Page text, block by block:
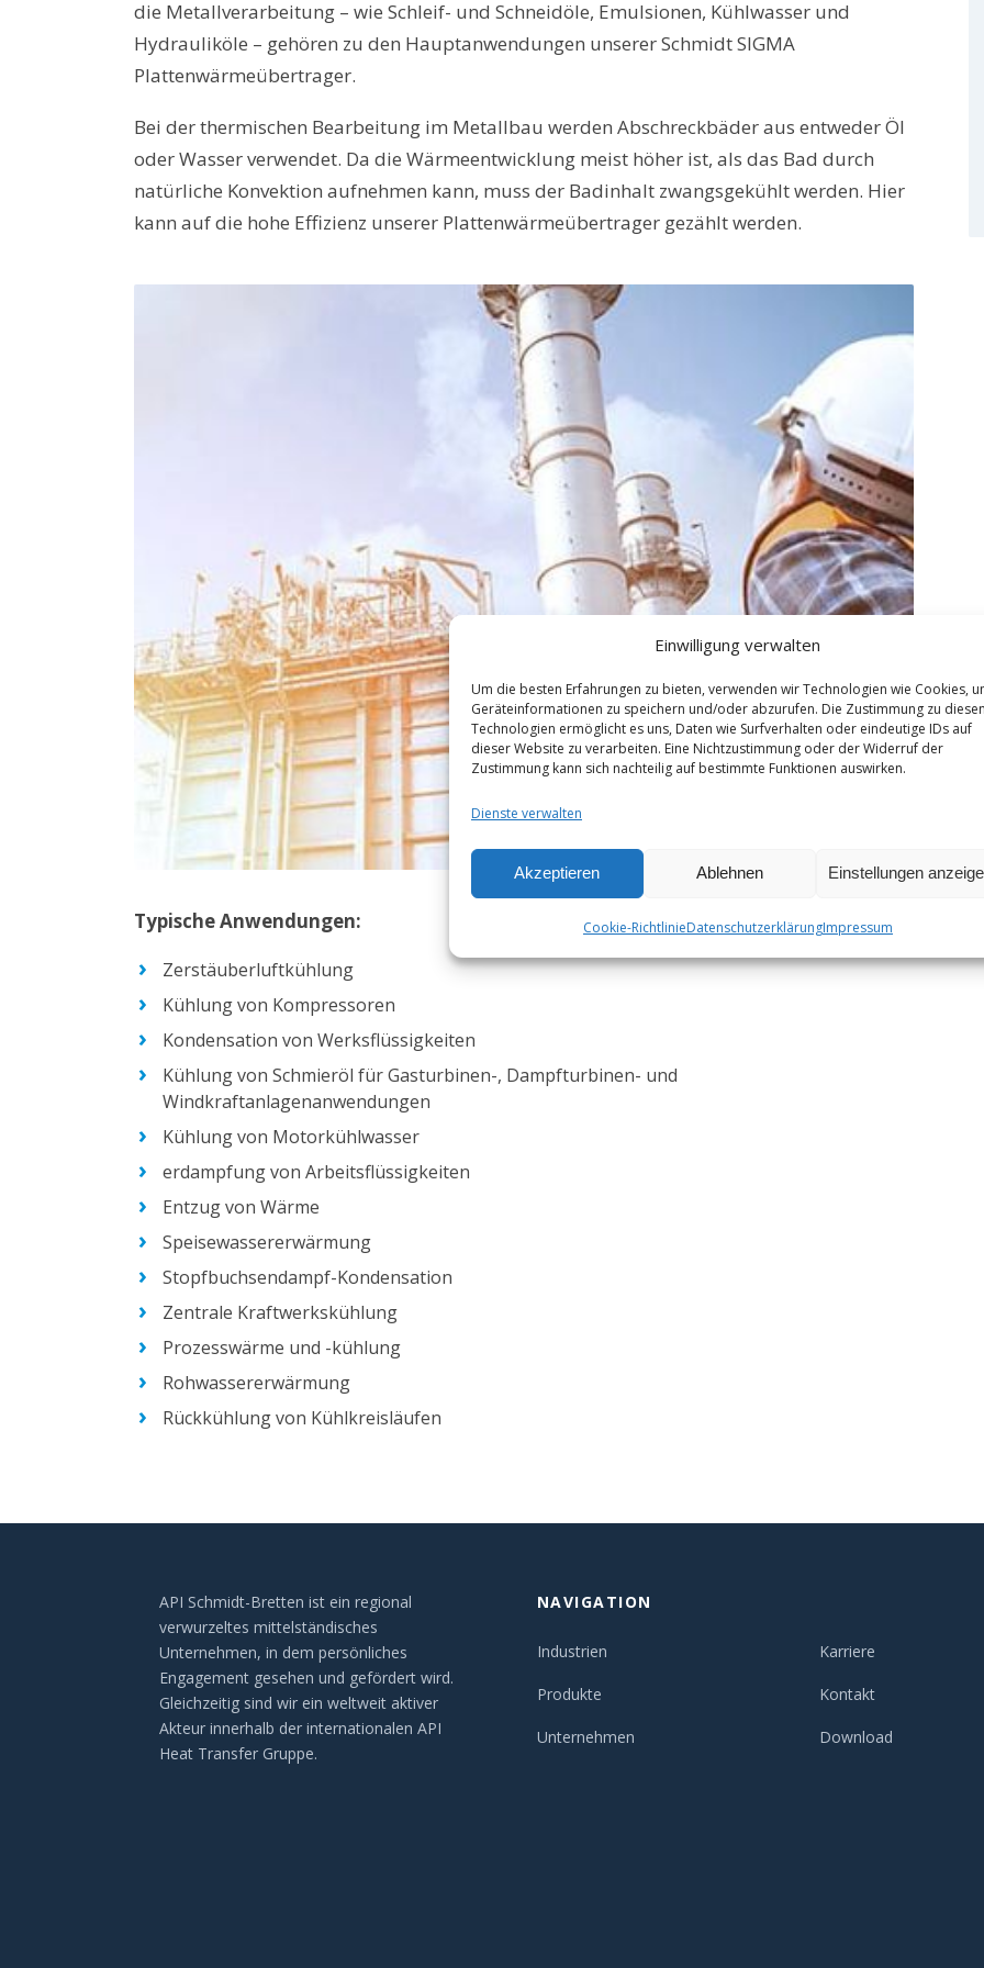
Einwilligung verwalten
Um die besten Erfahrungen zu bieten, verwenden wir Technologien wie Cookies,
Geräteinformationen zu speichern und/oder abzurufen. Die Zustimmung zu
Technologien ermöglicht es uns, Daten wie Surfverhalten oder eindeutige IDs auf
dieser Website zu verarbeiten. Eine Nichtzustimmung oder der Widerruf der
Zustimmung kann sich nachteilig auf bestimmte Funktionen auswirken.
Dienste verwalten
Akzeptieren Ablehnen Einstellungen
Cookie-RichtlinieDatenschutzerklärungImpressum
die Metallverarbeitung – wie Schleif- und Schneidöle, Emulsionen, Kühlwasser und
Hydrauliköle – gehören zu den Hauptanwendungen unserer Schmidt SIGMA
Plattenwärmeübertrager.
Bei der thermischen Bearbeitung im Metallbau werden Abschreckbäder aus entweder Öl
oder Wasser verwendet. Da die Wärmeentwicklung meist höher ist, als das Bad durch
natürliche Konvektion aufnehmen kann, muss der Badinhalt zwangsgekühlt werden. Hier
kann auf die hohe Effizienz unserer Plattenwärmeübertrager gezählt werden.
Typische Anwendungen:
Zerstäuberluftkühlung
Kühlung von Kompressoren
Kondensation von Werksflüssigkeiten
Kühlung von Schmieröl für Gasturbinen-, Dampfturbinen- und
Windkraftanlagenanwendungen
Kühlung von Motorkühlwasser
erdampfung von Arbeitsflüssigkeiten
Entzug von Wärme
Speisewassererwärmung
Stopfbuchsendampf-Kondensation
Zentrale Kraftwerkskühlung
Prozesswärme und -kühlung
Rohwassererwärmung
Rückkühlung von Kühlkreisläufen
API Schmidt-Bretten ist ein regional
verwurzeltes mittelständisches
Unternehmen, in dem persönliches
Engagement gesehen und gefördert wird.
Gleichzeitig sind wir ein weltweit aktiver
Akteur innerhalb der internationalen API
Heat Transfer Gruppe.
NAVIGATION
Industrien
Produkte
Unternehmen
Karriere
Kontakt
Download